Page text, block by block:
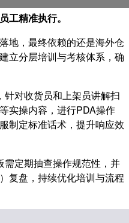
工精准执行。
地，最终依赖的还是海外仓
立分层培训与考核体系，确
针对收货员和上架员讲解扫
实操内容，进行PDA操作
制定标准话术，提升响应效
需定期抽查操作规范性，并
复盘，持续优化培训与流程